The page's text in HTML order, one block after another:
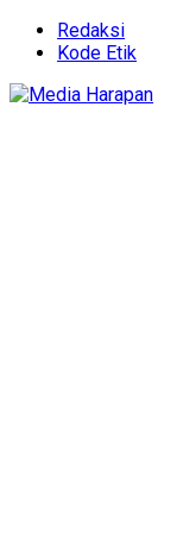
Redaksi
Kode Etik